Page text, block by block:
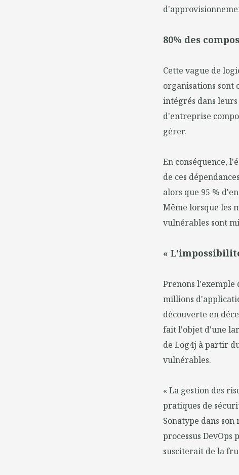
80% des
Cette vague de
organisations sont
intégrés dans
d'entreprise
gérer.
En conséquence,
de ces
alors que 95 %
Même lorsque les
vulnérables sont
«
Prenons l'exemple
millions
découverte en
fait l'objet d'une
de Log4j à partir
vulnérables.
« La gestion des
pratiques de
Sonatype dans
processus
susciterait de la